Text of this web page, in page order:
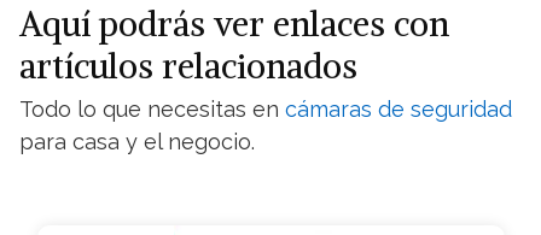
Aquí podrás ver enlaces con
artículos relacionados
Todo lo que necesitas en cámaras de seguridad
para casa y el negocio.